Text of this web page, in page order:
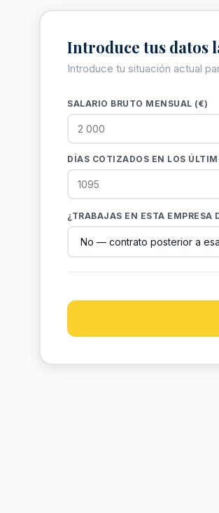
Introduce tus datos
Introduce tu situación actual
SALARIO BRUTO MENSUAL (€)
DÍAS COTIZADOS EN LOS
¿TRABAJAS EN ESTA EMPRESA